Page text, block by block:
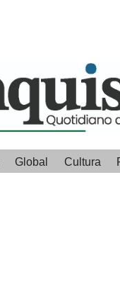
Global Cultura